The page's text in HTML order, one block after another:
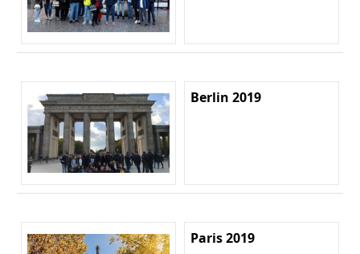
Berlin 2019
Paris 2019